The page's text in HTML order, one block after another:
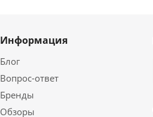
Информация
Блог
Вопрос-ответ
Бренды
Обзоры